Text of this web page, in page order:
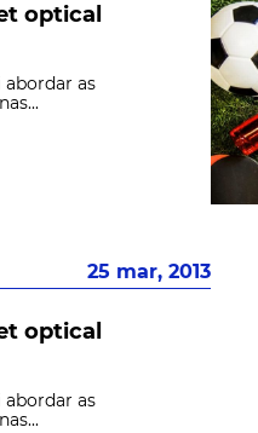
optical
abordar as
25 mar, 2013
optical
abordar as